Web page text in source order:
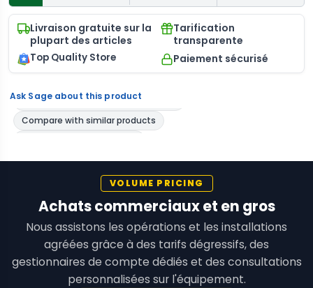
Livraison gratuite sur la
plupart des articles
Tarification
transparente
Top Quality Store Paiement sécurisé
Ask Sage about this product
VOLUME PRICING
Achats commerciaux et en gros
Nous assistons les opérations et les installations
agréées grâce à des tarifs dégressifs, des
gestionnaires de compte dédiés et des consultations
personnalisées sur l'équipement.